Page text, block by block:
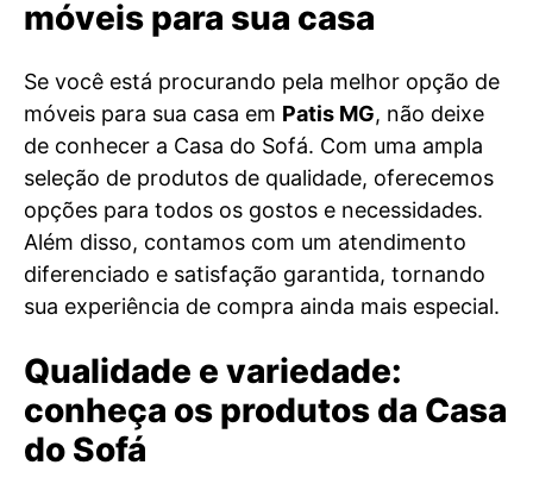
móveis para sua casa
Se você está procurando pela melhor opção de
móveis para sua casa em Patis MG, não deixe
de conhecer a Casa do Sofá. Com uma ampla
seleção de produtos de qualidade, oferecemos
opções para todos os gostos e necessidades.
Além disso, contamos com um atendimento
diferenciado e satisfação garantida, tornando
sua experiência de compra ainda mais especial.
Qualidade e variedade:
conheça os produtos da Casa
do Sofá